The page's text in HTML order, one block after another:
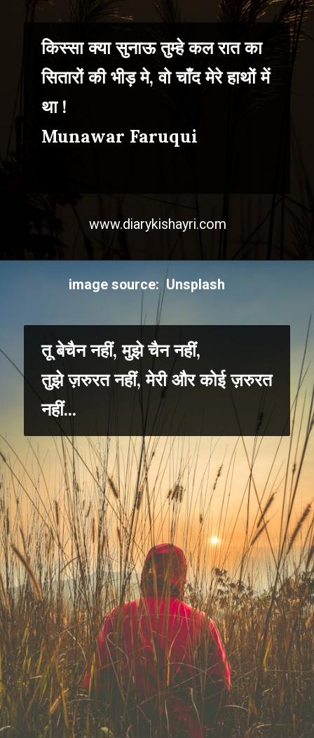
किस्सा क्या सुनाऊ तुम्हे कल रात का
सितारों की भीड़ मे, वो चाँद मेरे हाथों में
था !
Munawar Faruqui
www.diarykishayri.com
तू बेचैन नहीं, मुझे चैन नहीं,
तुझे ज़रुरत नहीं, मेरी और कोई ज़रुरत
नहीं...
image source: Unsplash